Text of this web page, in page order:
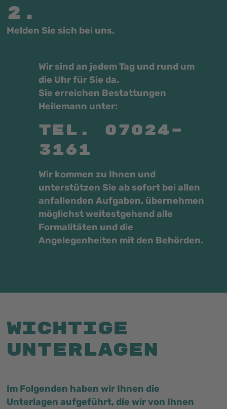
2.
Melden Sie sich bei uns.
Wir sind an jedem Tag und rund um
die Uhr für Sie da.
Sie erreichen Bestattungen
Heilemann unter:
Tel. 07024–
3161
Wir kommen zu Ihnen und
unterstützen Sie ab sofort bei allen
anfallenden Aufgaben, übernehmen
möglichst weitestgehend alle
Formalitäten und die
Angelegenheiten mit den Behörden.
Wichtige
Unterlagen
Im Folgenden haben wir Ihnen die
Unterlagen aufgeführt, die wir von Ihnen